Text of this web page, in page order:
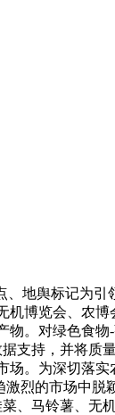
舆标记为引
博览会、农
。对绿色食
支持，并将
。为深切落
烈的市场中
、马铃薯、